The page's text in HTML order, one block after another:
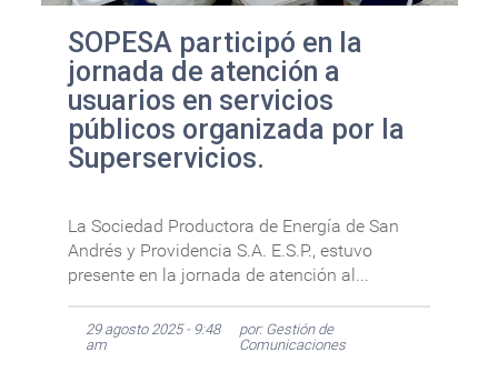
SOPESA participó en la
jornada de atención a
usuarios en servicios
públicos organizada por la
Superservicios.
La Sociedad Productora de Energía de San
Andrés y Providencia S.A. E.S.P., estuvo
presente en la jornada de atención al...
29 agosto 2025 - 9:48
am
por: Gestión de
Comunicaciones